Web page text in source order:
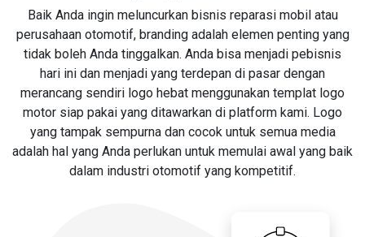
Baik Anda ingin meluncurkan bisnis reparasi mobil atau
perusahaan otomotif, branding adalah elemen penting yang
tidak boleh Anda tinggalkan. Anda bisa menjadi pebisnis
hari ini dan menjadi yang terdepan di pasar dengan
merancang sendiri logo hebat menggunakan templat logo
motor siap pakai yang ditawarkan di platform kami. Logo
yang tampak sempurna dan cocok untuk semua media
adalah hal yang Anda perlukan untuk memulai awal yang baik
dalam industri otomotif yang kompetitif.